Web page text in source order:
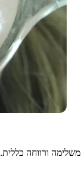
משלימה ורווחה כללית.